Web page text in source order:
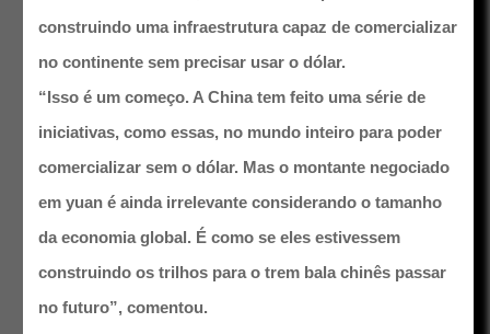
construindo uma infraestrutura capaz de comercializar
no continente sem precisar usar o dólar.
“Isso é um começo. A China tem feito uma série de
iniciativas, como essas, no mundo inteiro para poder
comercializar sem o dólar. Mas o montante negociado
em yuan é ainda irrelevante considerando o tamanho
da economia global. É como se eles estivessem
construindo os trilhos para o trem bala chinês passar
no futuro”, comentou.